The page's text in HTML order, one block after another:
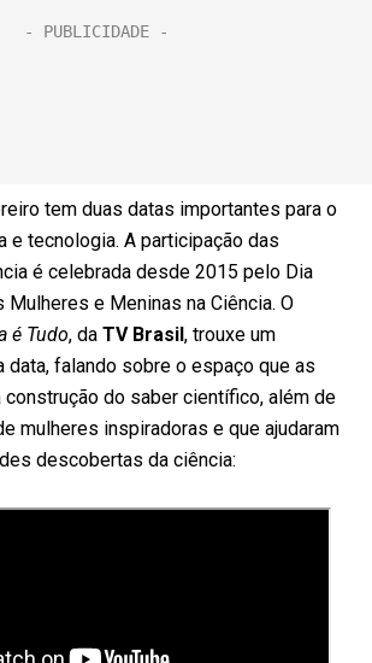
tem duas datas importantes para o
e tecnologia. A participação das
é celebrada desde 2015 pelo Dia
Mulheres e Meninas na Ciência. O
é Tudo, da TV Brasil, trouxe um
falando sobre o espaço que as
construção do saber científico, além de
mulheres inspiradoras e que ajudaram
descobertas da ciência: